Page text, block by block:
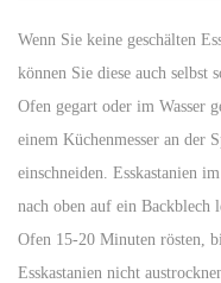
Wenn Sie keine geschälten
können Sie diese auch selbst
Ofen gegart oder im Wasser
einem Küchenmesser an der
einschneiden. Esskastanien
nach oben auf ein Backblech
Ofen 15-20 Minuten rösten,
Esskastanien nicht